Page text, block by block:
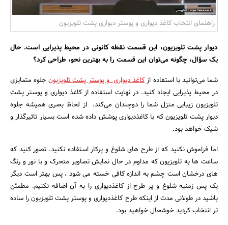
راهنمای انتخاب کاغذ دیواری و پوستر دیواری پشت تلویزیون
دیوار پشت تلویزیون، این قسمت نقطه کانونی در محیط پذیرایی است. حال
یک سؤال، چگونه می‌توان این قسمت را به بهترین نحو، طراحی کرد؟
شما می‌توانید با استفاده ازکاغذ دیواری و پوستر پشت تلویزیونجلوه متمایزی
در محیط پذیرایی ایجاد کنید. در نهایت استفاده از کاغذ دیواری و پوستر پشت
تلویزیون زیبایی منزل شما را دوچندان می‌کند. از لحاظ بصری همیشه جلوه
دیوار پشت تلویزیون که با کاغذدیواری پوشش داده شده است بسیار تاثیرگذار و
شیک خواهد بود.
اما فراموش نکنید که از طرح های شلوغ و پرکار استفاده نکنید. تصور کنید که
ساعت ها به تلویزیون که مداوم در حال نمایش تصاویر متحرک و با نور و رنگ
های درخشان است چشم به اندازه کافی خسته می شود ، پس بهتر است دیگر
یک پس زمنیه شلوغ و پر طرح از کاغذدیواری را به آن اضافه نکنیم. مطمئن
باشید در طولانی مدت از اینکه طرح کاغذدیواری و پوستر پشت تلویزیون را ساده
تر انتخاب کردید خوشحال خواهید بود.